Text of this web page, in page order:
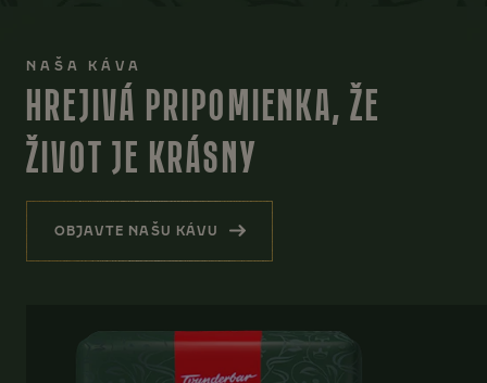
NAŠA KÁVA
HREJIVÁ PRIPOMIENKA, ŽE
ŽIVOT JE KRÁSNY
OBJAVTE NAŠU KÁVU